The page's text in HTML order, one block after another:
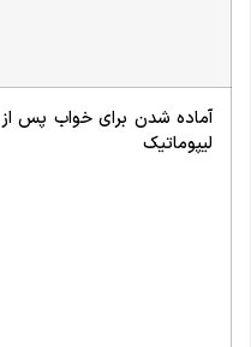
آماده شدن برای خواب پس از
لیپوماتیک